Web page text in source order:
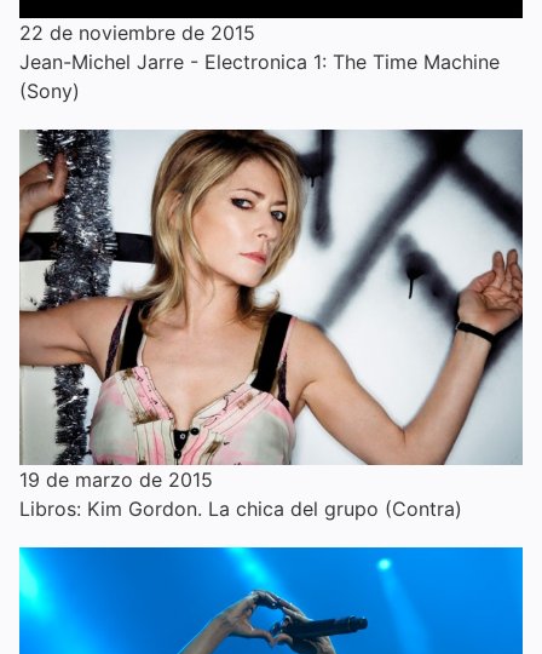
22 de noviembre de 2015
Jean-Michel Jarre - Electronica 1: The Time Machine
(Sony)
19 de marzo de 2015
Libros: Kim Gordon. La chica del grupo (Contra)